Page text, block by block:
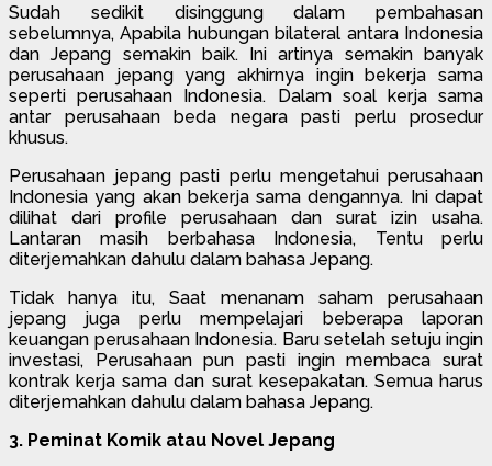
Sudah sedikit disinggung dalam pembahasan
sebelumnya, Apabila hubungan bilateral antara Indonesia
dan Jepang semakin baik. Ini artinya semakin banyak
perusahaan jepang yang akhirnya ingin bekerja sama
seperti perusahaan Indonesia. Dalam soal kerja sama
antar perusahaan beda negara pasti perlu prosedur
khusus.
Perusahaan jepang pasti perlu mengetahui perusahaan
Indonesia yang akan bekerja sama dengannya. Ini dapat
dilihat dari profile perusahaan dan surat izin usaha.
Lantaran masih berbahasa Indonesia, Tentu perlu
diterjemahkan dahulu dalam bahasa Jepang.
Tidak hanya itu, Saat menanam saham perusahaan
jepang juga perlu mempelajari beberapa laporan
keuangan perusahaan Indonesia. Baru setelah setuju ingin
investasi, Perusahaan pun pasti ingin membaca surat
kontrak kerja sama dan surat kesepakatan. Semua harus
diterjemahkan dahulu dalam bahasa Jepang.
3. Peminat Komik atau Novel Jepang